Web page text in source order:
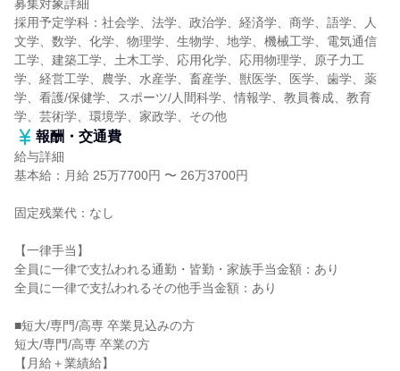
募集対象詳細
採用予定学科：社会学、法学、政治学、経済学、商学、語学、人
文学、数学、化学、物理学、生物学、地学、機械工学、電気通信
工学、建築工学、土木工学、応用化学、応用物理学、原子力工
学、経営工学、農学、水産学、畜産学、獣医学、医学、歯学、薬
学、看護/保健学、スポーツ/人間科学、情報学、教員養成、教育
学、芸術学、環境学、家政学、その他
報酬・交通費
給与詳細
基本給：月給 25万7700円 〜 26万3700円
固定残業代：なし
【一律手当】
全員に一律で支払われる通勤・皆勤・家族手当金額：あり
全員に一律で支払われるその他手当金額：あり
■短大/専門/高専 卒業見込みの方
短大/専門/高専 卒業の方
【月給＋業績給】